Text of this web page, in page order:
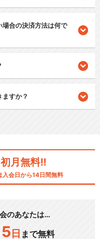
場合の決済方法は何で
すか？
月無料!!
会日から14日間無料
のあなたは…
5 日 まで無料